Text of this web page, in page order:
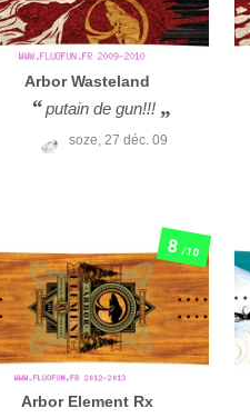
Arbor Wasteland
putain de gun!!!
soze, 27 déc. 09
Arbor Element Rx
8/10